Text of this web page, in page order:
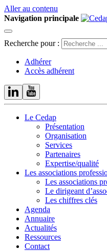
Aller au contenu
Navigation principale
Recherche pour :
Adhérer
Accès adhérent
Le Cedap
Présentation
Organisation
Services
Partenaires
Expertise/qualité
Les associations
Les associations
Le dirigeant
Les chiffres clés
Agenda
Annuaire
Actualités
Ressources
Contact